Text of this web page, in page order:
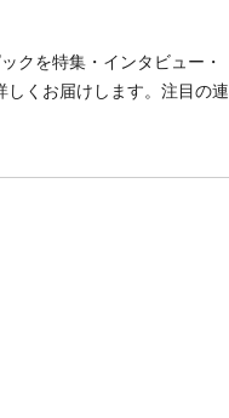
SNS
クを特集・インタビュー・
くお届けします。注目の連